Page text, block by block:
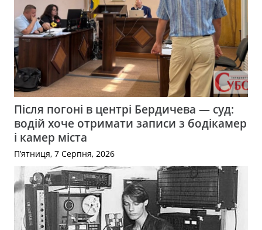
Після погоні в центрі Бердичева — суд:
водій хоче отримати записи з бодікамер
і камер міста
П’ятниця, 7 Серпня, 2026